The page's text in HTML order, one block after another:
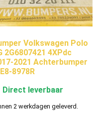
Volkswagen Polo
2G6807421 4XPdc
2021 Achterbumper
8978R
Direct leverbaar
2 werkdagen geleverd.